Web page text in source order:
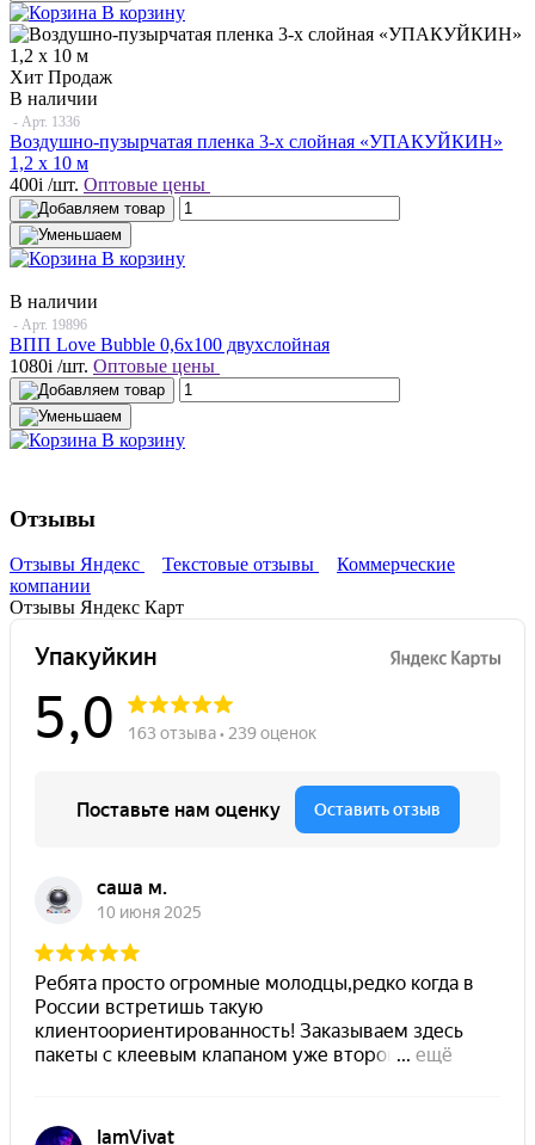
В корзину
Хит Продаж
В наличии
- Арт. 1336
Воздушно-пузырчатая пленка 3-х слойная «УПАКУЙКИН»
1,2 х 10 м
400i /шт. Оптовые цены
В корзину
В наличии
- Арт. 19896
ВПП Love Bubble 0,6х100 двухслойная
1080i /шт. Оптовые цены
В корзину
Отзывы
Отзывы Яндекс Текстовые отзывы
Коммерческие
компании
Отзывы Яндекс Карт